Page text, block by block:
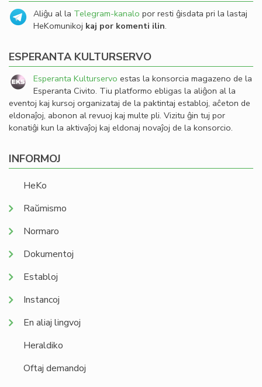
Aliĝu al la Telegram-kanalo por resti ĝisdata pri la lastaj
HeKomunikoj kaj por komenti ilin.
ESPERANTA KULTURSERVO
Esperanta Kulturservo estas la konsorcia magazeno de la
Esperanta Civito. Tiu platformo ebligas la aliĝon al la
eventoj kaj kursoj organizataj de la paktintaj establoj, aĉeton de
eldonaĵoj, abonon al revuoj kaj multe pli. Vizitu ĝin tuj por
konatiĝi kun la aktivaĵoj kaj eldonaj novaĵoj de la konsorcio.
INFORMOJ
HeKo
Raŭmismo
Normaro
Dokumentoj
Establoj
Instancoj
En aliaj lingvoj
Heraldiko
Oftaj demandoj